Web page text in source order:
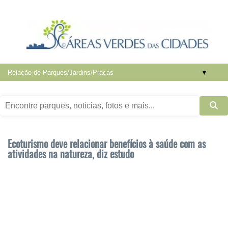
▼
Ecoturismo deve relacionar benefícios à saúde com as
atividades na natureza, diz estudo